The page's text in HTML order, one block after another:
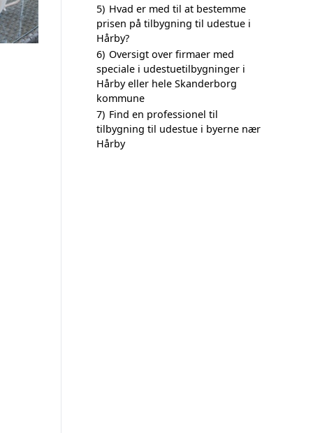
5) Hvad er med til at bestemme
prisen på tilbygning til udestue i
Hårby?
6) Oversigt over firmaer med
speciale i udestuetilbygninger i
Hårby eller hele Skanderborg
kommune
7) Find en professionel til
tilbygning til udestue i byerne nær
Hårby